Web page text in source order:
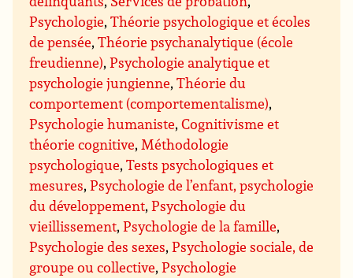
Psychologie,Théorie psychologique et écoles
de pensée,Théorie psychanalytique (école
freudienne),Psychologie analytique et
psychologie jungienne,Théorie du
comportement (comportementalisme),
Psychologie humaniste,Cognitivisme et
théorie cognitive,Méthodologie
psychologique,Tests psychologiques et
mesures,Psychologie de l’enfant, psychologie
du développement,Psychologie du
vieillissement,Psychologie de la famille,
Psychologie des sexes,Psychologie sociale, de
groupe ou collective,Psychologie